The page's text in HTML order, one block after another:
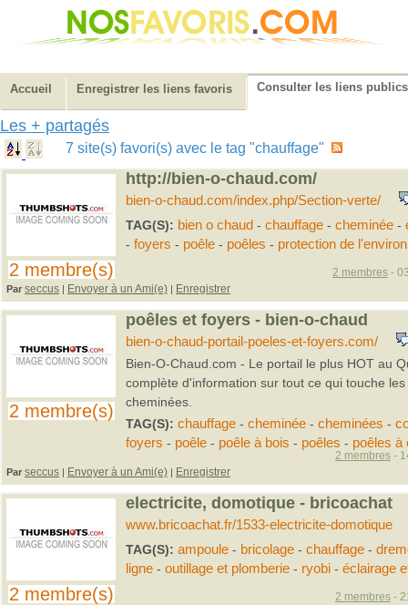
Accueil Enregistrer les liens favoris Consulter les liens publics
Les + partagés
7 site(s) favori(s) avec le tag "chauffage"
2 membre(s)
http://bien-o-chaud.com/
bien-o-chaud.com/index.php/Section-verte/
TAG(S): bien o chaud - chauffage- cheminée-
- foyers - poêle- poêles - protection de
Par seccus | Envoyer à un Ami(e) | Enregistrer
2 membres-
2 membre(s)
poêles et foyers - bien-o-chaud
bien-o-chaud-portail-poeles-et-foyers.com/
Bien-O-Chaud.com - Le portail le plus HOT au
complète d'information sur tout ce qui touche
cheminées.
TAG(S): chauffage- cheminée- cheminées -
foyers - poêle- poêle à bois - poêles - poêles à
Par seccus | Envoyer à un Ami(e) | Enregistrer
2 membres-
2 membre(s)
electricite, domotique - bricoachat
www.bricoachat.fr/1533-electricite-domotique
TAG(S): ampoule- bricolage- chauffage-
ligne- outillage et plomberie- ryobi- éclairage
2 membres-